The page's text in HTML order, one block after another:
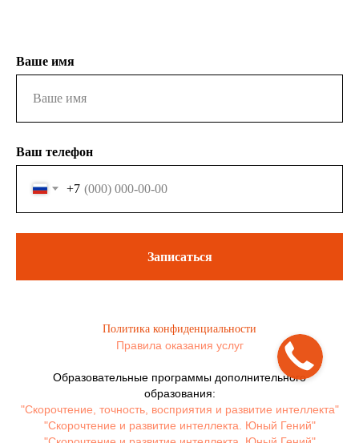
Ваше имя
Ваш телефон
+7
Записаться
Политика конфиденциальности
Правила оказания услуг
Образовательные программы дополнительного
образования:
"Скорочтение, точность, восприятия и развитие интеллекта"
"Скорочтение и развитие интеллекта. Юный Гений"